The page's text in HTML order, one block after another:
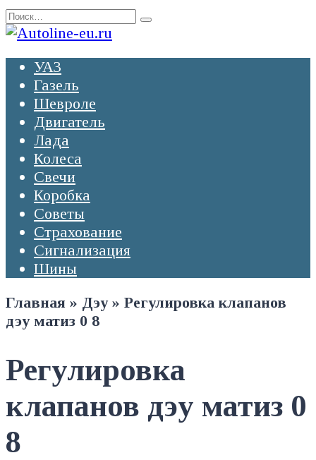
Перейти
к
Search
for:
УАЗ
Газель
Шевроле
Двигатель
Лада
Колеса
Свечи
Коробка
Советы
Страхование
Сигнализация
Шины
Главная » Дэу» Регулировка клапанов
дэу матиз 0 8
Регулировка
клапанов дэу матиз 0
8